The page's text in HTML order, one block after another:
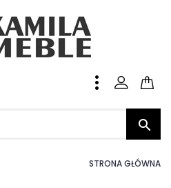

STRONA GŁÓWNA